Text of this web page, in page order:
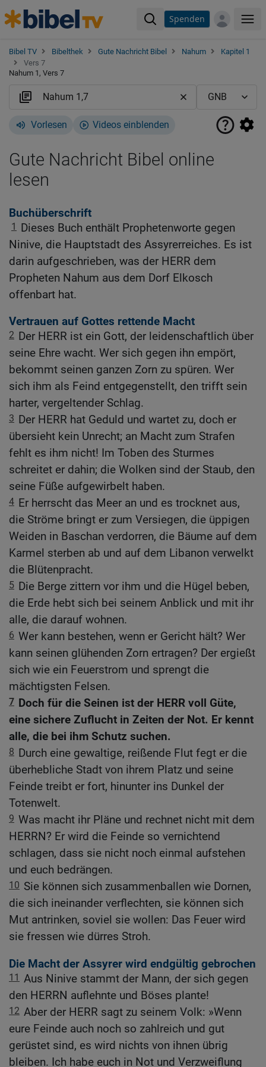
Spenden
Bibel TV Bibelthek Gute Nachricht Bibel Nahum
Kapitel 1
Vers 7
Nahum 1, Vers 7
Vorlesen Videos einblenden
Gute Nachricht Bibel online
lesen
Buchüberschrift
1
Dieses Buch enthält Prophetenworte gegen
Ninive, die Hauptstadt des Assyrerreiches. Es ist
darin aufgeschrieben, was der HERR dem
Propheten Nahum aus dem Dorf Elkosch
offenbart hat.
Vertrauen auf Gottes rettende Macht
2 Der HERR ist ein Gott, der leidenschaftlich über
seine Ehre wacht. Wer sich gegen ihn empört,
bekommt seinen ganzen Zorn zu spüren. Wer
sich ihm als Feind entgegenstellt, den trifft sein
harter, vergeltender Schlag.
3 Der HERR hat Geduld und wartet zu, doch er
übersieht kein Unrecht; an Macht zum Strafen
fehlt es ihm nicht! Im Toben des Sturmes
schreitet er dahin; die Wolken sind der Staub, den
seine Füße aufgewirbelt haben.
4 Er herrscht das Meer an und es trocknet aus,
die Ströme bringt er zum Versiegen, die üppigen
Weiden in Baschan verdorren, die Bäume auf dem
Karmel sterben ab und auf dem Libanon verwelkt
die Blütenpracht.
5 Die Berge zittern vor ihm und die Hügel beben,
die Erde hebt sich bei seinem Anblick und mit ihr
alle, die darauf wohnen.
6 Wer kann bestehen, wenn er Gericht hält? Wer
kann seinen glühenden Zorn ertragen? Der ergießt
sich wie ein Feuerstrom und sprengt die
mächtigsten Felsen.
7 Doch für die Seinen ist der HERR voll Güte,
eine sichere Zuflucht in Zeiten der Not. Er kennt
alle, die bei ihm Schutz suchen.
8 Durch eine gewaltige, reißende Flut fegt er die
überhebliche Stadt von ihrem Platz und seine
Feinde treibt er fort, hinunter ins Dunkel der
Totenwelt.
9 Was macht ihr Pläne und rechnet nicht mit dem
HERRN? Er wird die Feinde so vernichtend
schlagen, dass sie nicht noch einmal aufstehen
und euch bedrängen.
10 Sie können sich zusammenballen wie Dornen,
die sich ineinander verflechten, sie können sich
Mut antrinken, soviel sie wollen: Das Feuer wird
sie fressen wie dürres Stroh.
Die Macht der Assyrer wird endgültig gebrochen
11 Aus Ninive stammt der Mann, der sich gegen
den HERRN auflehnte und Böses plante!
12 Aber der HERR sagt zu seinem Volk: »Wenn
eure Feinde auch noch so zahlreich und gut
gerüstet sind, es wird nichts von ihnen übrig
bleiben. Ich habe euch in Not und Verzweiflung